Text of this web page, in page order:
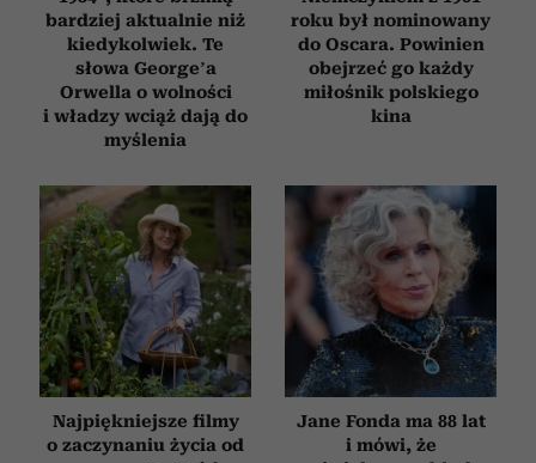
bardziej aktualnie niż
kiedykolwiek. Te
słowa George’a
Orwella o wolności
i władzy wciąż dają do
myślenia
roku był nominowany
do Oscara. Powinien
obejrzeć go każdy
miłośnik polskiego
kina
Najpiękniejsze filmy
o zaczynaniu życia od
Jane Fonda ma 88 lat
i mówi, że